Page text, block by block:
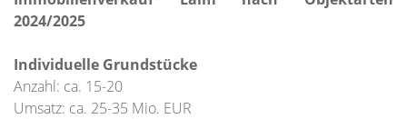
2024/2025
Individuelle Grundstücke
Anzahl: ca. 15-20
Umsatz: ca. 25-35 Mio. EUR